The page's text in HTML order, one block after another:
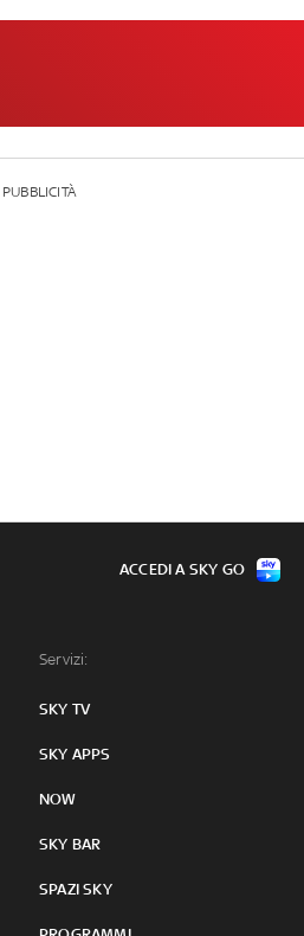
PUBBLICITÀ
Servizi:
SKY TV
SKY APPS
NOW
SKY BAR
SPAZI SKY
ACCEDI A SKY GO